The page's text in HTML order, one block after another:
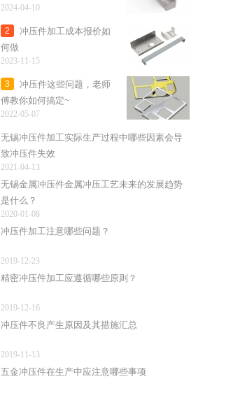
2024-04-10
2
冲压件加工成本报价如
何做
2023-11-15
3
冲压件这些问题，老师
傅教你如何搞定~
2022-05-07
无锡冲压件加工实际生产过程中哪些因素会导
致冲压件失效
2021-04-13
无锡金属冲压件金属冲压工艺未来的发展趋势
是什么？
2020-01-08
冲压件加工注意哪些问题？
2019-12-23
精密冲压件加工应遵循哪些原则？
2019-12-16
冲压件不良产生原因及其措施汇总
2019-11-13
五金冲压件在生产中应注意哪些事项